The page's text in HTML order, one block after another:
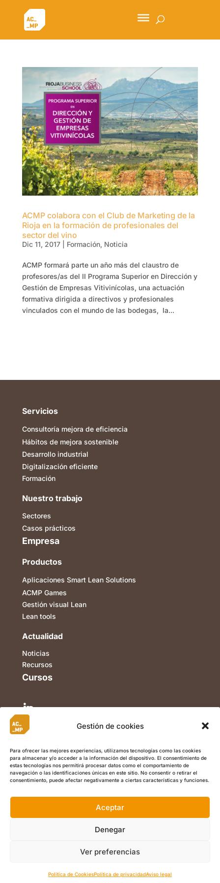
Gestión de cookies
Para ofrecer las mejores experiencias, utilizamos tecnologías como las cookies
para almacenar y/o acceder a la información del dispositivo. El consentimiento de
estas tecnologías nos permitirá procesar datos como el comportamiento de
navegación o las identificaciones únicas en este sitio. No consentir o retirar el
consentimiento, puede afectar negativamente a ciertas características y funciones.
Aceptar
Denegar
Ver preferencias
Política de CookiesPolítica de privacidadAviso legal
ACMP colabora con el Club de Marketing de la
Rioja en la formación de profesionales del
sector del vino
Dic 11, 2017| Formación, Noticia
ACMP formará parte un año más del claustro de
profesores/as del II Programa Superior en Dirección y
Gestión de Empresas Vitivinícolas, una actuación
formativa dirigida a directivos y profesionales
vinculados con el mundo de las bodegas, la...
Servicios
Consultoría mejora de eficiencia
Hábitos de mejora sostenible
Desarrollo industrial
Digitalización eficiente
Formación
Nuestro trabajo
Sectores
Casos prácticos
Empresa
Productos
Aplicaciones Smart Lean Solutions
ACMP Games
Gestión visual Lean
Lean tools
Actualidad
Noticias
Recursos
Cursos


I Calle Berriozar 21, Of. 5, 31013, Ansoáin